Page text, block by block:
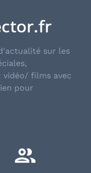
sur les
vidéo/ films avec
pour